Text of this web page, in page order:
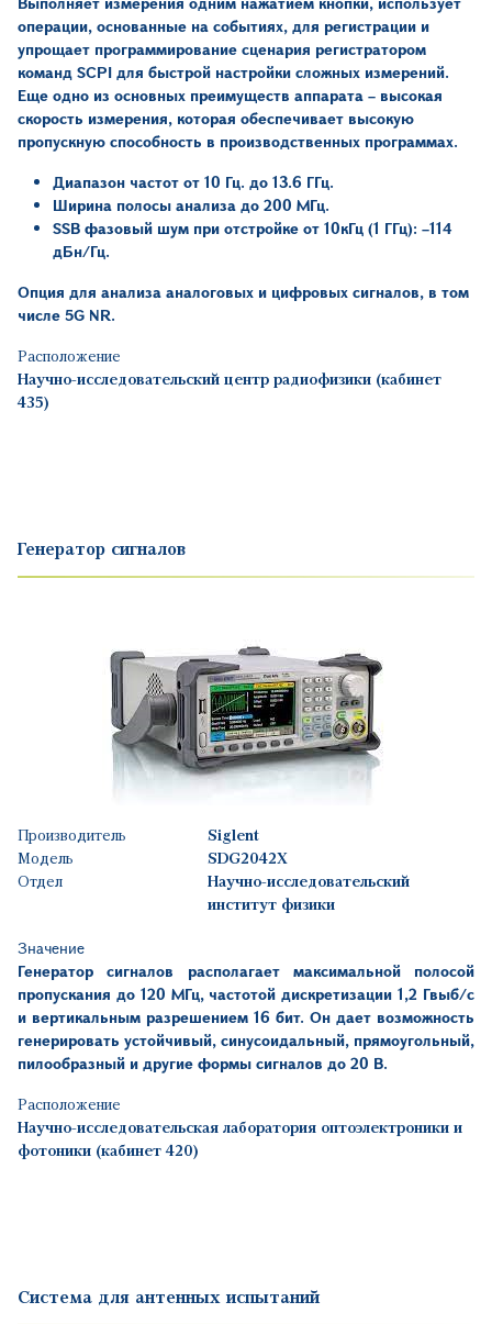
операции, основанные на событиях, для регистрации и
упрощает программирование сценария регистратором
команд SCPI для быстрой настройки сложных измерений.
Еще одно из основных преимуществ аппарата – высокая
скорость измерения, которая обеспечивает высокую
пропускную способность в производственных программах.
Диапазон частот от 10 Гц. до 13.6 ГГц.
Ширина полосы анализа до 200 МГц.
SSB фазовый шум при отстройке от 10кГц (1 ГГц): –114
дБн/Гц.
Опция для анализа аналоговых и цифровых сигналов, в том
числе 5G NR.
Расположение
Научно-исследовательский центр радиофизики (кабинет
435)
Генератор сигналов
Производитель
Siglent
Модель
SDG2042X
Отдел
Научно-исследовательский
институт физики
Значение
Генератор сигналов располагает максимальной полосой
пропускания до 120 МГц, частотой дискретизации 1,2 Гвыб/с
и вертикальным разрешением 16 бит. Он дает возможность
генерировать устойчивый, синусоидальный, прямоугольный,
пилообразный и другие формы сигналов до 20 В.
Расположение
Научно-исследовательская лаборатория оптоэлектроники и
фотоники (кабинет 420)
Система для антенных испытаний